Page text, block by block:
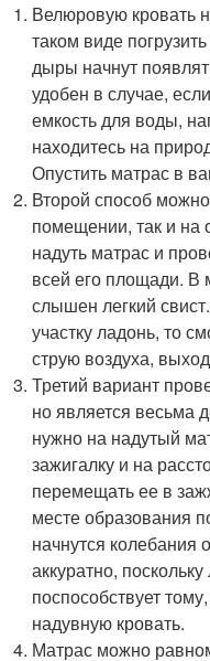
Велюровую кровать
таком виде
дыры начнут
удобен в случае,
емкость для воды,
находитесь на
Опустить матрас в
Второй способ
помещении, так и на
надуть матрас и
всей его площади. В
слышен легкий
участку ладонь, то
струю воздуха,
Третий вариант
но является весьма
нужно на надутый
зажигалку и на
перемещать ее в
месте образования
начнутся колебания
аккуратно,
поспособствует
надувную кровать.
Матрас можно